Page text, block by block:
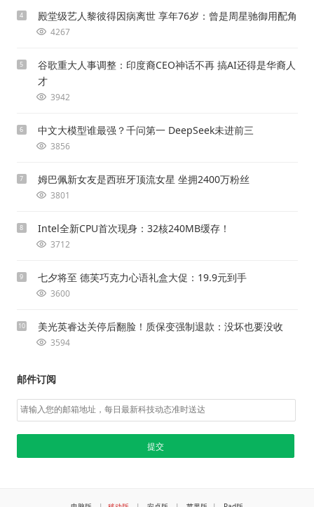
4 殿堂级艺人黎彼得因病离世 享年76岁：曾是周星驰御用配角
4267
5
谷歌重大人事调整：印度裔CEO神话不再 搞AI还得是华裔人
才
3942
6 中文大模型谁最强？千问第一 DeepSeek未进前三
3856
7 姆巴佩新女友是西班牙顶流女星 坐拥2400万粉丝
3801
8 Intel全新CPU首次现身：32核240MB缓存！
3712
9 七夕将至 德芙巧克力心语礼盒大促：19.9元到手
3600
10 美光英睿达关停后翻脸！质保变强制退款：没坏也要没收
3594
邮件订阅